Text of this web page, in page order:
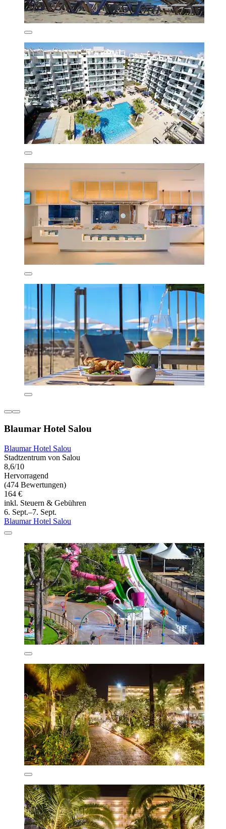
Blaumar Hotel Salou
Blaumar Hotel Salou
Stadtzentrum von Salou
8,6/10
Hervorragend
(474 Bewertungen)
164 €
inkl. Steuern & Gebühren
6. Sept.–7. Sept.
Blaumar Hotel Salou